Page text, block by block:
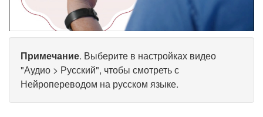
Примечание. Выберите в настройках видео
"Аудио > Русский", чтобы смотреть с
Нейропереводом на русском языке.